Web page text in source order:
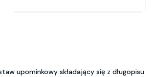
upominkowy składający się z długopisu